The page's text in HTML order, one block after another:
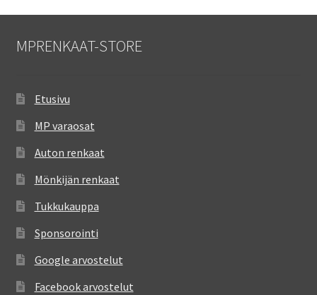
MPRENKAAT-STORE
Etusivu
MP varaosat
Auton renkaat
Mönkijän renkaat
Tukkukauppa
Sponsorointi
Google arvostelut
Facebook arvostelut